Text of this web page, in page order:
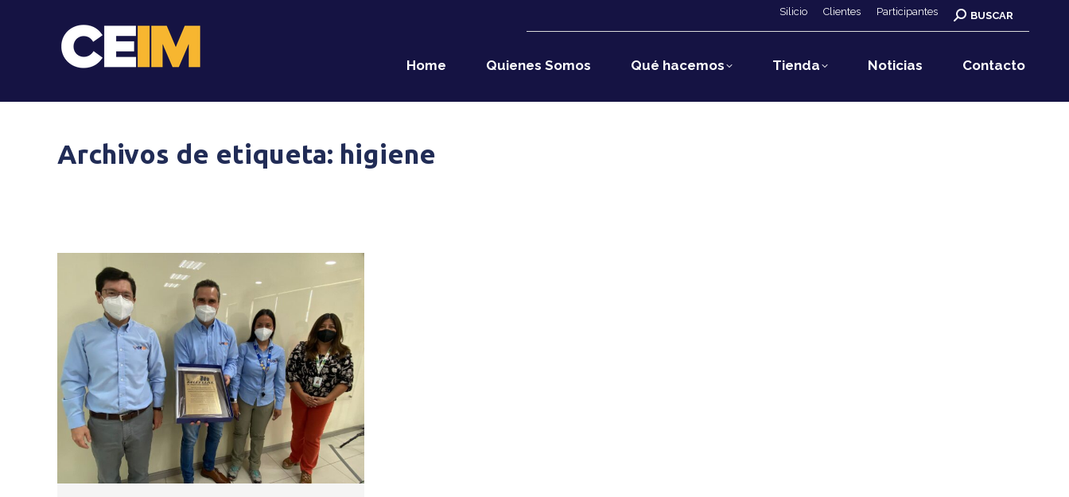
Silicio Clientes Participantes Buscar:
BUSCAR
Home Quienes Somos Qué hacemos Tienda Noticias Contacto
Archivos de etiqueta: higiene